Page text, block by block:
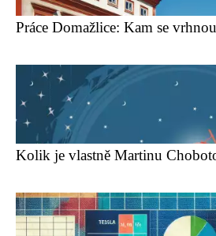
Práce Domažlice: Kam se
Kolik je vlastně Martinu